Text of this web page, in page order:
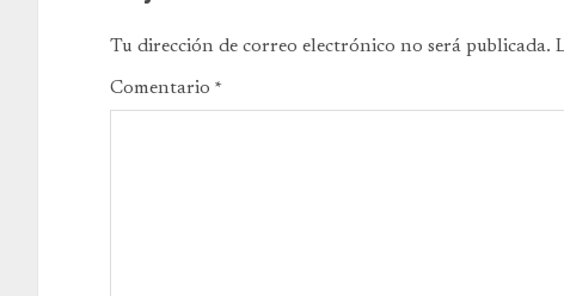
Tu dirección de correo electrónico no será publicada.
Comentario *